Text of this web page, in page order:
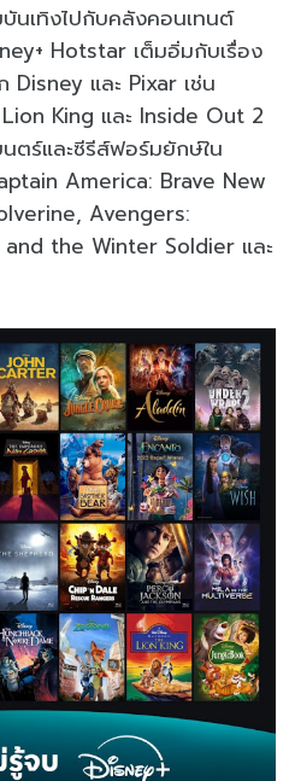
นเทิงไปกับคลังคอนเทนต์
Hotstar เต็มอิ่มกับเรื่อง
Disney และ Pixar เช่น
King และ Inside Out 2
ตร์และซีรีส์ฟอร์มยักษ์ใน
America: Brave New
Avengers:
the Winter Soldier และ